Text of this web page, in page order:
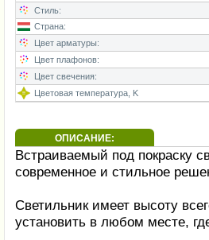
Стиль:
Страна:
Цвет арматуры:
Цвет плафонов:
Цвет свечения:
Цветовая температура, K
ОПИСАНИЕ:
Встраиваемый под покраску
современное и стильное
Светильник имеет высоту
установить в любом месте,